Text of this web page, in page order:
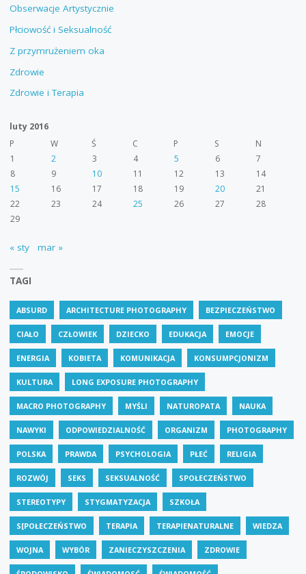
Obserwacje Artystycznie
Płciowość i Seksualność
Z przymrużeniem oka
Zdrowie
Zdrowie i Terapia
luty 2016
P
W Ś C P S
N
1
2 3 4 5 6
7
8
9 10 11 12 13
14
15
16 17 18 19 20
21
22
23 24 25 26 27
28
29
« sty mar »
TAGI
ABSURD ARCHITECTURE PHOTOGRAPHY BEZPIECZEŃSTWO
CIAŁO CZŁOWIEK DZIECKO EDUKACJA EMOCJE
ENERGIA KOBIETA KOMUNIKACJA KONSUMPCJONIZM
KULTURA LONG EXPOSURE PHOTOGRAPHY
MACRO PHOTOGRAPHY MYŚLI NATUROPATA NAUKA
NAWYKI ODPOWIEDZIALNOŚĆ ORGANIZM PHOTOGRAPHY
POLSKA PRAWDA PSYCHOLOGIA PŁEĆ RELIGIA
ROZWÓJ SEKS SEKSUALNOŚĆ SPOŁECZEŃSTWO
STEREOTYPY STYGMATYZACJA SZKOŁA
S[POŁECZEŃSTWO TERAPIA TERAPIENATURALNE WIEDZA
WOJNA WYBÓR ZANIECZYSZCZENIA ZDROWIE